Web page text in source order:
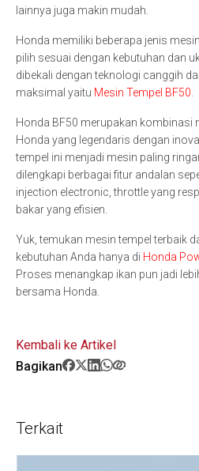
lainnya juga makin mudah.
Honda memiliki beberapa jenis
pilih sesuai dengan kebutuhan dan
dibekali dengan teknologi canggih
maksimal yaitu Mesin Tempel BF50
Honda BF50 merupakan kombinasi
Honda yang legendaris dengan
tempel ini menjadi mesin paling
dilengkapi berbagai fitur andalan
injection electronic, throttle yang
bakar yang efisien.
Yuk, temukan mesin tempel terbaik
kebutuhan Anda hanya di Honda
Proses menangkap ikan pun jadi
bersama Honda.
Kembali ke Artikel
Bagikan
Terkait